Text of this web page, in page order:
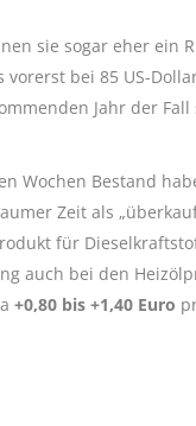
sie sogar eher ein
bei 85 US-
Jahr der
Wochen Bestand
Zeit als
für
auch bei den
+0,80 bis +1,40 Euro